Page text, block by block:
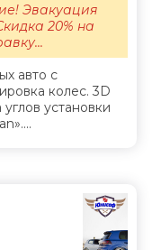
авто с
колес. 3D
установки
Эвакуация
20% на